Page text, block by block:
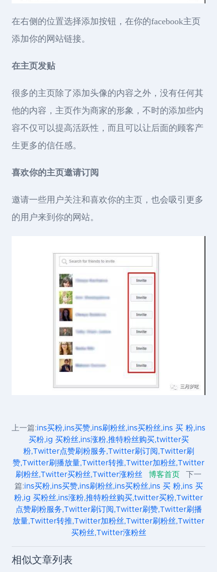
在右侧的位置选择添加按钮，在你的facebook主页
添加你的网站链接。
在主页发贴
很多的主页除了添加头像的内容之外，没有任何其
他的内容，主页作为商家的形象，不时的添加些内
容不仅可以提高活跃性，而且可以让后面的顾客产
生更多的信任感。
喜欢你的主页邀请订阅
邀请一些用户关注和喜欢你的主页，也会吸引更多
的用户来到你的网站。
上一篇:ins买粉,ins买赞,ins刷粉丝,ins买粉丝,ins 买 粉,ins
买粉,ig 买粉丝,ins涨粉,推特粉丝购买,twitter买
粉,Twitter点赞刷粉服务,Twitter刷订阅,Twitter刷
赞,Twitter刷播放量,Twitter转推,Twitter加粉丝,Twitter
刷粉丝,Twitter买粉丝,Twitter涨粉丝
博客首页
下一
篇:ins买粉,ins买赞,ins刷粉丝,ins买粉丝,ins 买 粉,ins 买
粉,ig 买粉丝,ins涨粉,推特粉丝购买,twitter买粉,Twitter
点赞刷粉服务,Twitter刷订阅,Twitter刷赞,Twitter刷播
放量,Twitter转推,Twitter加粉丝,Twitter刷粉丝,Twitter
买粉丝,Twitter涨粉丝
相似文章列表